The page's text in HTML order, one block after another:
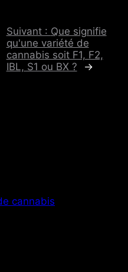
Suivant : Que signifie
qu'une variété de
cannabis soit F1, F2,
IBL, S1 ou BX ?
→
cannabis